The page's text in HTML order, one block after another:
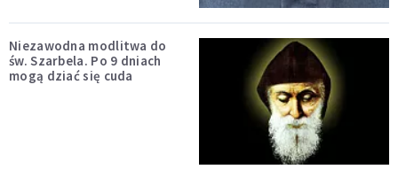
Niezawodna modlitwa do
św. Szarbela. Po 9 dniach
mogą dziać się cuda